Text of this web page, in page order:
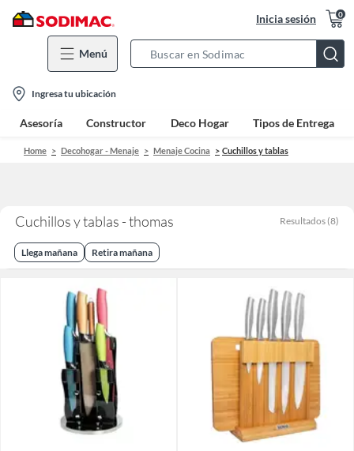
Inicia sesión 0
Menú
Bar
location-
icon
Ingresa tu ubicación
Asesoría Constructor Deco Hogar Tipos de Entrega
Home Decohogar - Menaje Menaje Cocina Cuchillos y tablas
Cuchillos y tablas - thomas Resultados (8)
Llega mañana Retira mañana